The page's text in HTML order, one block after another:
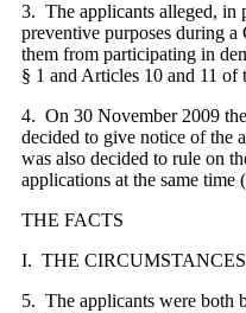
3. The applicants alleged, in
preventive purposes during
them from participating in
§ 1 and Articles 10 and 11 of
4. On 30 November 2009
decided to give notice of the
was also decided to rule on
applications at the same time
THE FACTS
I. THE
5. The applicants were both